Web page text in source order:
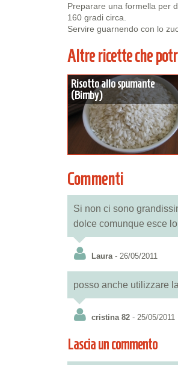
Preparare una formella per
160 gradi circa.
Servire guarnendo con lo
Altre ricette che
Risotto allo spumante
(Bimby)
Commenti
Si non ci sono
dolce comunque esce
Laura - 26/05/2011
posso anche utilizzare
cristina 82 - 25/05/2011
Lascia un commento